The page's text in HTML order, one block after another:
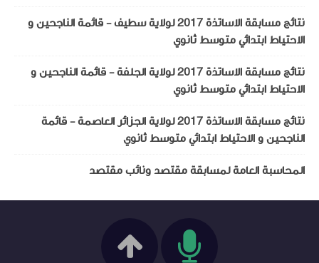
نتائج مسابقة الاساتذة 2017 لولاية سطيف - قائمة الناجحين و
الاحتياط ابتدائي متوسط ثانوي
نتائج مسابقة الاساتذة 2017 لولاية الجلفة - قائمة الناجحين و
الاحتياط ابتدائي متوسط ثانوي
نتائج مسابقة الاساتذة 2017 لولاية الجزائر العاصمة - قائمة
الناجحين و الاحتياط ابتدائي متوسط ثانوي
المحاسبة العامة لمسابقة مقتصد ونائب مقتصد